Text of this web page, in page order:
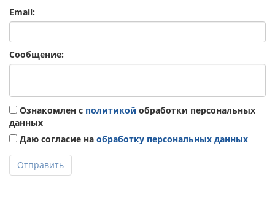
Email:
Сообщение:
Ознакомлен с политикой обработки персональных
данных
Даю согласие на обработку персональных данных
Отправить